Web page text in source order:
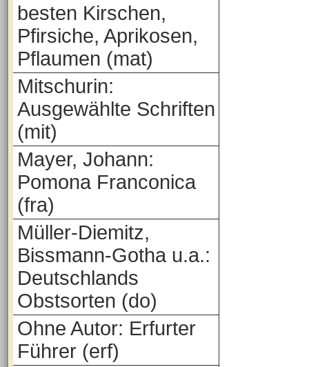
besten Kirschen,
Pfirsiche, Aprikosen,
Pflaumen (mat)
Mitschurin:
Ausgewählte Schriften
(mit)
Mayer, Johann:
Pomona Franconica
(fra)
Müller-Diemitz,
Bissmann-Gotha u.a.:
Deutschlands
Obstsorten (do)
Ohne Autor: Erfurter
Führer (erf)